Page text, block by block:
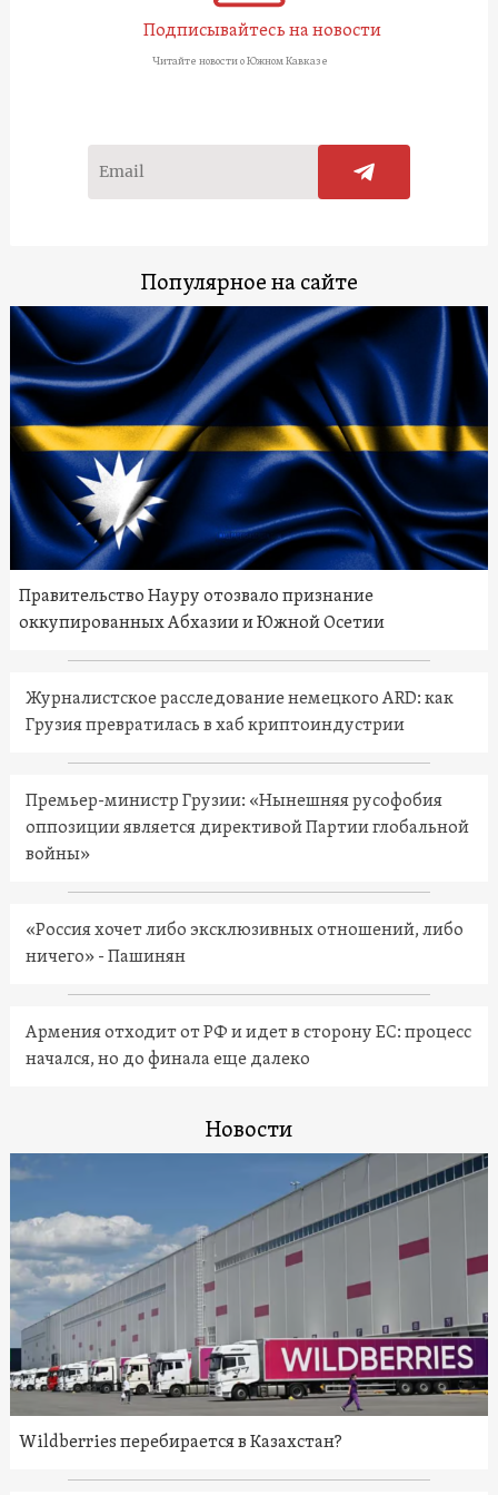
Подписывайтесь на новости
Читайте новости о Южном Кавказе
Популярное на сайте
Правительство Науру отозвало признание
оккупированных Абхазии и Южной Осетии
Журналистское расследование немецкого ARD: как
Грузия превратилась в хаб криптоиндустрии
Премьер-министр Грузии: «Нынешняя русофобия
оппозиции является директивой Партии глобальной
войны»
«Россия хочет либо эксклюзивных отношений, либо
ничего» - Пашинян
Армения отходит от РФ и идет в сторону ЕС: процесс
начался, но до финала еще далеко
Новости
Wildberries перебирается в Казахстан?